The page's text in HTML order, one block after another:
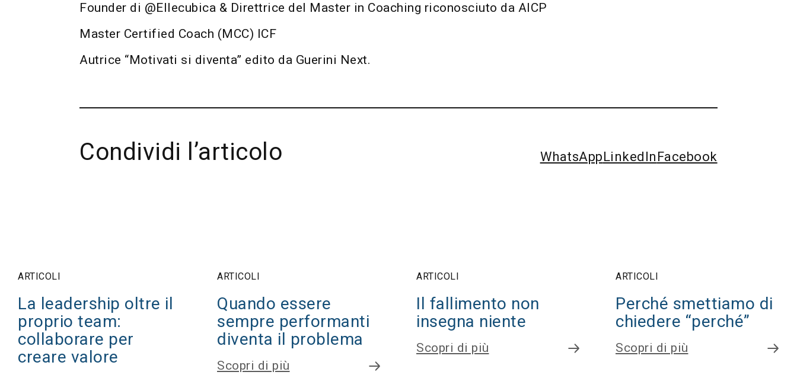
Founder di @Ellecubica & Direttrice del Master in Coaching riconosciuto da AICP
Master Certified Coach (MCC) ICF
Autrice “Motivati si diventa” edito da Guerini Next.
Condividi l’articolo WhatsAppLinkedIn Facebook
ARTICOLI
La leadership oltre il
proprio team:
collaborare per
creare valore
ARTICOLI
Quando essere
sempre performanti
diventa il problema
Scopri di più
ARTICOLI
Il fallimento non
insegna niente
Scopri di più
ARTICOLI
Perché smettiamo di
chiedere “perché”
Scopri di più